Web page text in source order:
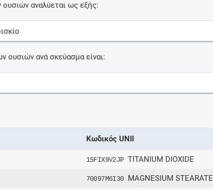
αναλύεται ως εξής:
ουσιών ανά σκεύασμα είναι:
Κωδικός UNII
15FIX9V2JP TITANIUM DIOXIDE
70097M6I30 MAGNESIUM STEARATE